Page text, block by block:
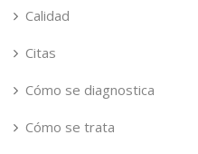
Calidad
Citas
Cómo se diagnostica
Cómo se trata